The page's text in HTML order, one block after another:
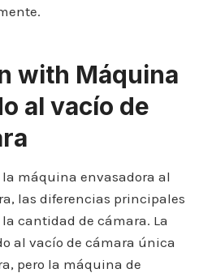
with Máquina
al vacío de
máquina envasadora al
las diferencias principales
cantidad de cámara. La
al vacío de cámara única
pero la máquina de